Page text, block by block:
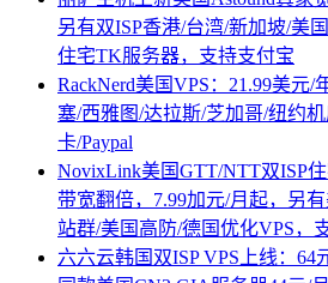
另有双ISP香港/台湾/新加坡/美
住宅TK服务器，支持支付宝
RackNerd美国VPS：21.99美元/
塞/西雅图/达拉斯/芝加哥/纽约
卡/Paypal
NovixLink美国GTT/NTT双ISP住
带宽翻倍，7.99加元/月起，另
站群/美国高防/德国优化VPS，
六六云韩国双ISP VPS上线：64